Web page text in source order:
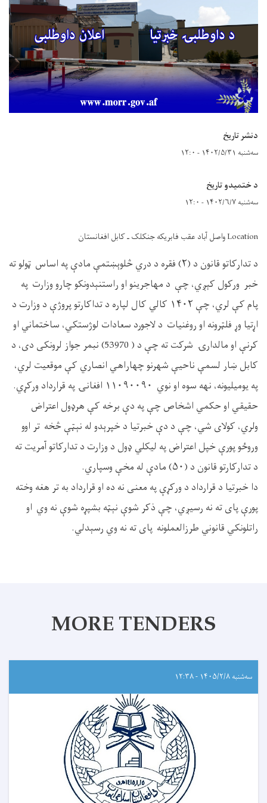
دنشر تاریخ
سه‌شنبه ۱۴۰۲/۵/۳۱ - ۱۲:۰
د ختمیدو تاریخ
سه‌شنبه ۱۴۰۲/۶/۷ - ۱۲:۰
Location واصل آباد عقب فابریکه جنکلک ـ کابل افغانستان
د تدارکاتو قانون د (۲) فقره د دري څلوېښتمې مادې په اساس ټولو ته
خبر ورکول کېږي، چې د مهاجرينو او راستنېدونکو چارو وزارت په
پام کې لري، چې ۱۴۰۲ کالي کال لپاره د تداکارتو پروژې د وزارت د
اړتيا وړ فلټرونه او روغنيات د لاجورد سعادات لوژستکي، ساختماني او
کرنې او مالدارۍ شرکت ته چې د ( 53970) نبمر جواز لرونکی دی، د
کابل ښار لسمې ناحيې شهرنو چهاراهي انصاري کې موقعيت لري،
په يوميليونه، نهه سوه او نوي ۱۱۰۹۰۰۹۰ افغانۍ په قرارداد ورکړي.
حقيقي او حکمي اشخاص چې په دې برخه کې هرډول اعتراض
ولري، کولای شي، چې د دې خبرتيا د خپرېدو له نېټې څخه تر اوو
وروځو پورې خپل اعتراض په ليکلي ډول د وزارت د تدارکاتو آمريت ته
د تدارکارتو قانون د (۵۰) مادې له مخې وسپاري.
دا خبرتيا د قرارداد د ورکړې په معنی نه ده او قرارداد به تر هغه وخته
پورې پای ته نه رسيږي، چې ذکر شوې نېټه بشپړه شوې نه وي او
راتلونکي قانوني طرزالعملونه پای ته نه وي رسېدلي.
MORE TENDERS
سه‌شنبه ۱۴۰۵/۲/۸ - ۱۲:۳۸